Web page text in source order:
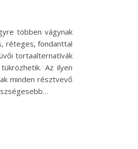
többen vágynak
réteges, fondanttal
tortaalternatívák
Az ilyen
minden résztvevő